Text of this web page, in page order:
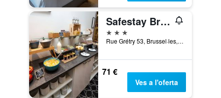
Safestay Brussels Grand Place
3 estrelles
Rue Grétry 53, Brussel·les, Bèlgica
71 €
Ves a l'oferta